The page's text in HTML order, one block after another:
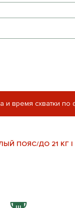
и время схватки по
ПОЯС/ДО 21 КГ |